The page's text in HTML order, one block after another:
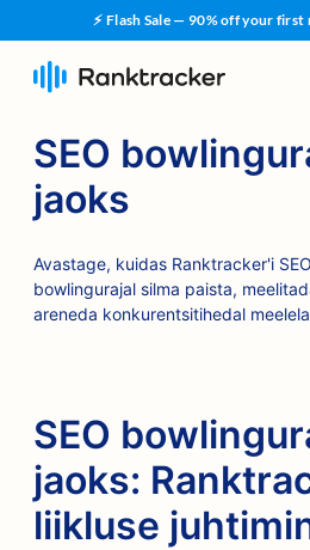
⚡ Flash Sale — 90% off your
SEO
jaoks
Avastage, kuidas Ranktracker'i
bowlingurajal silma paista,
areneda konkurentsitihedal
SEO
jaoks:
liikluse